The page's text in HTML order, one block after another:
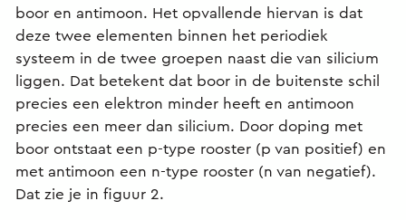
boor en antimoon. Het opvallende hiervan is dat
deze twee elementen binnen het periodiek
systeem in de twee groepen naast die van silicium
liggen. Dat betekent dat boor in de buitenste schil
precies een elektron minder heeft en antimoon
precies een meer dan silicium. Door doping met
boor ontstaat een p-type rooster (p van positief) en
met antimoon een n-type rooster (n van negatief).
Dat zie je in figuur 2.